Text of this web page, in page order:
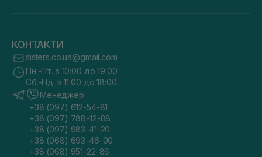
КОНТАКТИ
sisters.co.ua@gmail.com
Пн.-Пт. з 10:00 до 19:00
Сб.-Нд. з 11:00 до 18:00
Менеджер
+38 (097) 612-54-81
+38 (097) 788-12-88
+38 (097) 983-41-20
+38 (068) 693-46-00
+38 (068) 951-22-86